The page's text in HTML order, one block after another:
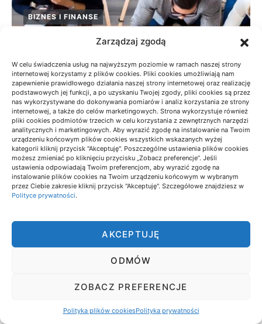
Zarządzaj zgodą
W celu świadczenia usług na najwyższym poziomie w ramach naszej strony
internetowej korzystamy z plików cookies. Pliki cookies umożliwiają nam
zapewnienie prawidłowego działania naszej strony internetowej oraz realizację
podstawowych jej funkcji, a po uzyskaniu Twojej zgody, pliki cookies są przez
nas wykorzystywane do dokonywania pomiarów i analiz korzystania ze strony
internetowej, a także do celów marketingowych. Strona wykorzystuje również
pliki cookies podmiotów trzecich w celu korzystania z zewnętrznych narzędzi
analitycznych i marketingowych. Aby wyrazić zgodę na instalowanie na Twoim
urządzeniu końcowym plików cookies wszystkich wskazanych wyżej
kategorii kliknij przycisk "Akceptuję". Poszczególne ustawienia plików cookies
możesz zmieniać po kliknięciu przycisku „Zobacz preferencje”. Jeśli
ustawienia odpowiadają Twoim preferencjom, aby wyrazić zgodę na
instalowanie plików cookies na Twoim urządzeniu końcowym w wybranym
przez Ciebie zakresie kliknij przycisk "Akceptuję". Szczegółowe znajdziesz w
Polityce prywatności.
AKCEPTUJĘ
ODMÓW
ZOBACZ PREFERENCJE
Polityka plików cookiesPolityka prywatności
BIZNES I FINANSE
NAJLEPSZY PARTNER HUBSPOT
WYBIERZESZ!
REDAKCJA 03/12/2024
doskonale rozumiemy potrzeby firm szukających wsparcia we
wdrożeniowego to jedna z najważniejszych decyzji, która